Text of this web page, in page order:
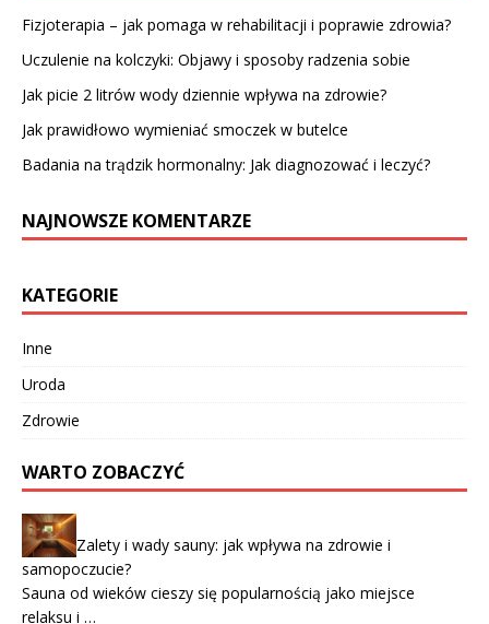
Fizjoterapia – jak pomaga w rehabilitacji i poprawie zdrowia?
Uczulenie na kolczyki: Objawy i sposoby radzenia sobie
Jak picie 2 litrów wody dziennie wpływa na zdrowie?
Jak prawidłowo wymieniać smoczek w butelce
Badania na trądzik hormonalny: Jak diagnozować i leczyć?
NAJNOWSZE KOMENTARZE
KATEGORIE
Inne
Uroda
Zdrowie
WARTO ZOBACZYĆ
Zalety i wady sauny: jak wpływa na zdrowie i
samopoczucie?
Sauna od wieków cieszy się popularnością jako miejsce
relaksu i …